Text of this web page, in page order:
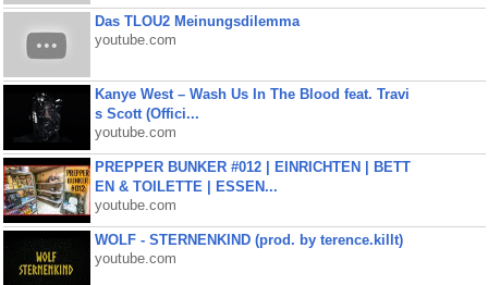
Das TLOU2 Meinungsdilemma
youtube.com
Kanye West – Wash Us In The Blood feat. Travi
s Scott (Offici...
youtube.com
PREPPER BUNKER #012 | EINRICHTEN | BETT
EN & TOILETTE | ESSEN...
youtube.com
WOLF - STERNENKIND (prod. by terence.killt)
youtube.com